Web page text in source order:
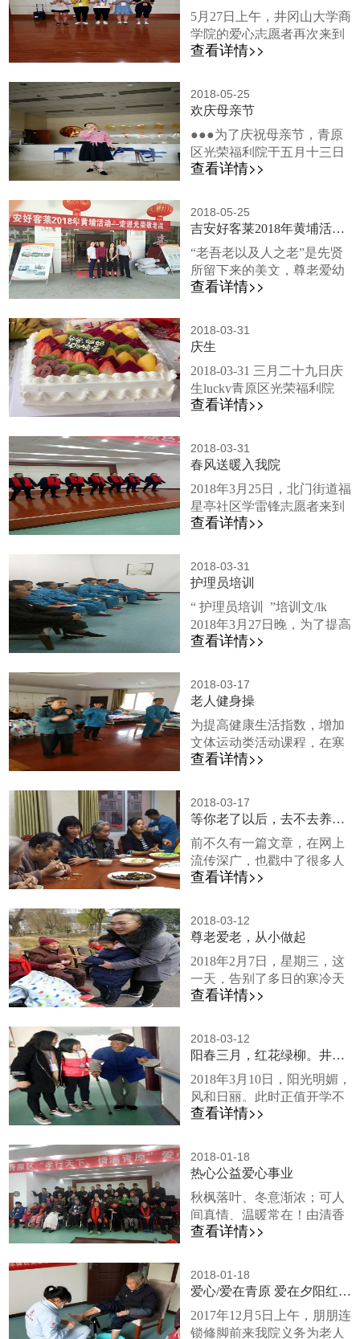
水等食物以及茶杯、毛巾、
牙刷等等生活用品，可谓是
无微不至。 上午时分，我
主席熊清华先生携家人来到
福利院开展情暖端午，大爱
同行的慰问活动，并借此机
康。上午时分，熊清华先生
携家人来到我院，全体工作
人员在袁国娟女士以及熊院
长的带领下在院门口向熊清
华先生一行人表达出了极大
5月27日上午，井冈山大学商
学院的爱心志愿者再次来到
青原区光荣福利院，与福利
给老人们欣赏。早在之前，
爱心志愿者们已经多次来访
基本情况，得知他们在福利
院的物质生活等非常满足，
并且得知他们平时在福利院
演节目，于是他们也准备了
很久，想为老人们表演节
目。学生们和老人们亲切交
谈，学生懂得了许多做人道
理，从前辈那里获得了很多
查看详情>>
2018-05-25
欢庆母亲节
●●●为了庆祝母亲节，青原
区光荣福利院于五月十三日
上午举行了一场盛大的派
了鲜艳的康乃馨以及面包等
零食送给老人。大家载歌载
达自己对母亲的敬意。母亲
节（Mother's Day），是一个
感谢母亲的节日，这个节日
的母亲节起源于美国，是每
年5月的第二个星期日。母亲
们在这一天通常会收到礼
物，康乃馨被视为献给母亲
的花。●●●为了庆...
查看详情>>
2018-05-25
吉安好客莱2018年黄埔活动--走近光荣福利院
“老吾老以及人之老”是先贤
所留下来的美文，尊老爱幼
则是我国的传统美德。为弘
的民族美德，践行社会主义
核心价值观，吉安好客莱中
院进行公益活动。 4月19
日，远道而来的好客莱员工
们在我院主要领导的带领下
了老人们的基本情况后，开
始前往餐厅为老人们准备美
味的食物。老人们品尝完美
食后，在好客莱集团的员工
搀扶下来到了福利院的大
查看详情>>
2018-03-31
庆生
2018-03-31 三月二十九日庆
生lucky青原区光荣福利院
w5w2w0 2018年3月29日，为
体职工为老人举办了一场盛
大的生日宴会。上午十时
大开幕。随后老人们纷纷拿
出自己的绝活，展示才艺。
期间我院员工与老人们一同
老人们许下美好的愿望，吹
灭蜡烛，共同期盼明天会更
好。该次活动完整记录于视
频中 ...
查看详情>>
2018-03-31
春风送暖入我院
2018年3月25日，北门街道福
星亭社区学雷锋志愿者来到
我院进行文艺演出。在志愿
了高潮。志愿者们在台上载
歌载舞。 一、志愿者演出
者以及院领导们精美绝伦的
演出，老人们纷纷露出了开
心的笑容。0最后也非常感谢
者们，用美轮美奂的歌舞给
老人们带来了开心，也弘扬
了雷锋精神，传播了正能
量。130101...
查看详情>>
2018-03-31
护理员培训
“ 护理员培训 ”培训文/lk
2018年3月27日晚，为了提高
我院护理员的工作素质以及
织护理员进行集中培训。 晚
上七点半，福利院相关领导
议室，大家端坐于电脑前，
认真的观看教学视频。期间
认真记笔记，还不时向领导
老人服务。 我院领导亲切的
解答护理员的各种疑问，
鼓...
查看详情>>
2018-03-17
老人健身操
为提高健康生活指数，增加
文体运动类活动课程，在寒
冷的冬天，提高身体机能水
生活方式，增加老人的身体
保健知识，青原区光荣福利
适合老年人的活力健身操课
程，旨在健康城内营造“欢
快、运动、活力、和谐”的运
功效（1）可以提高心肺功
能，促进血液循环，使氧气
能充足地供应身体各部分，
从而增强各器官的功能。
（2）可以使身体发热，有利
查看详情>>
2018-03-17
等你老了以后，去不去养老院？
前不久有一篇文章，在网上
流传深广，也戳中了很多人
的泪点。65岁的哈尔滨的阿
床的老伴，老伴想活动一
下，却不小心掉到了床底
分钟，还是不能把老伴抱回
床上。阿姨的女儿远在成
都，亲朋好友都在熟睡，打
打给谁。所以这位阿姨说了
一句话：“在我最无助的时候
是，你爸躺在床上，而你在
通讯录里。”很多老年人之所
以不想给孩子打电话的原因
查看详情>>
2018-03-12
尊老爱老，从小做起
2018年2月7日，星期三，这
一天，告别了多日的寒冷天
气，吉安地区迎来了久违的
人，阳光也恰到好处，老人
们纷纷来到院子里，悠闲的
人们意想不到的贵客悄然而
至。上午十时许，吉安市丰
城商会的常务副会长吴琳先
院。虽是寒冬时节，院内却
别有一番风景，蓝天，白
云，香樟，以及闲适的晒着
太阳的老人，构成了一幅栩
栩如生的画卷。看到此景，
查看详情>>
2018-03-12
阳春三月，红花绿柳。井大学子，送暖我院
2018年3月10日，阳光明媚，
风和日丽。此时正值开学不
久，井冈山大学商学院的学
原区光荣福利院，看望慰问
老人们。 早晨阳光刚洒满大
律地排成队伍来到了福利
院，胸前还统一挂着志愿者
的胸牌。在与院领导简单交
队伍正式开始服务活动。这
已经不是他们第一次来这里
志愿服务了。这儿的老人
们，表面上看似平静异常，
查看详情>>
2018-01-18
热心公益爱心事业
秋枫落叶、冬意渐浓；可人
间真情、温暖常在！由清香
女士组织清香休闲群的群友
来了甜美的歌声、欢快的舞
蹈、和老人互动游戏、并送
这样热心公益爱心事业、有
查看详情>>
2018-01-18
爱心/爱在青原 爱在夕阳红 朋朋修脚来我院为老人义务服务
2017年12月5日上午，朋朋连
锁修脚前来我院义务为老人